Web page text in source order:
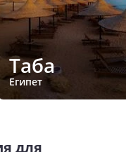
Таба
Египет
для